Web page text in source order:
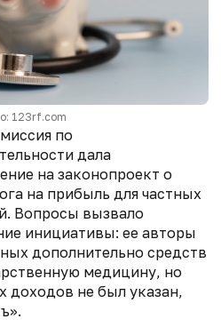
123rf.com
по
дала
на законопроект о
на прибыль для частных
Вопросы вызвало
инициативы: ее авторы
дополнительно средств
медицину, но
доходов не был указан,